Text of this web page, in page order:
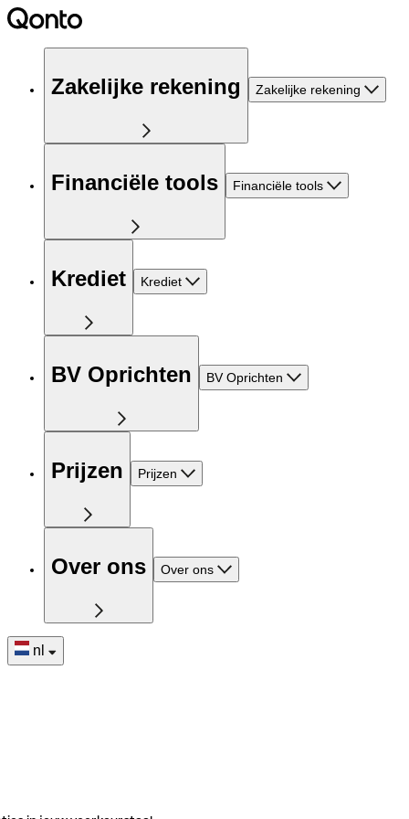
Zakelijke rekening Zakelijke rekening
Financiële tools Financiële tools
Krediet Krediet
BV Oprichten BV Oprichten
Prijzen Prijzen
Over ons Over ons
nl